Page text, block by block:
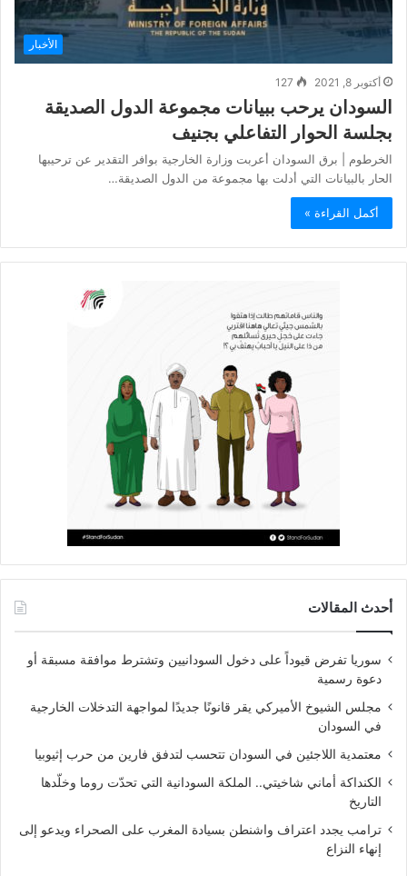
الأخبار
أكتوبر 8, 2021 127
السودان يرحب ببيانات مجموعة الدول الصديقة
بجلسة الحوار التفاعلي بجنيف
الخرطوم | برق السودان أعربت وزارة الخارجية بوافر التقدير عن ترحيبها
الحار بالبيانات التي أدلت بها مجموعة من الدول الصديقة…
أكمل القراءة »
أحدث المقالات
سوريا تفرض قيوداً على دخول السودانيين وتشترط موافقة مسبقة أو
دعوة رسمية
مجلس الشيوخ الأميركي يقر قانونًا جديدًا لمواجهة التدخلات الخارجية
في السودان
معتمدية اللاجئين في السودان تتحسب لتدفق فارين من حرب إثيوبيا
الكنداكة أماني شاخيتي.. الملكة السودانية التي تحدّت روما وخلّدها
التاريخ
ترامب يجدد اعتراف واشنطن بسيادة المغرب على الصحراء ويدعو إلى
إنهاء النزاع